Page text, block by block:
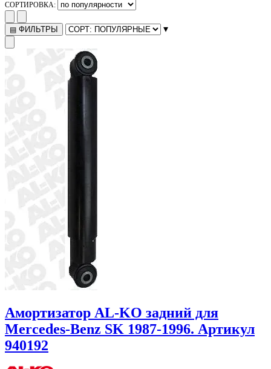
СОРТИРОВКА:
▤ ФИЛЬТРЫ ▾
Амортизатор AL-KO задний для
Mercedes-Benz SK 1987-1996. Артикул
940192